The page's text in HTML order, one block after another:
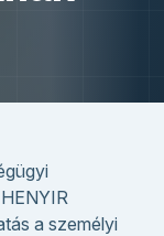
a személyi